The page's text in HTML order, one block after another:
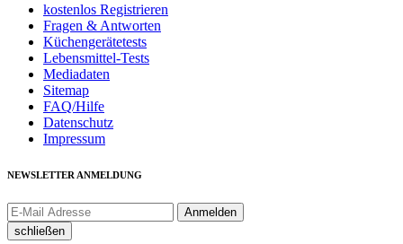
kostenlos Registrieren
Fragen & Antworten
Küchengerätetests
Lebensmittel-Tests
Mediadaten
Sitemap
FAQ/Hilfe
Datenschutz
Impressum
NEWSLETTER ANMELDUNG
schließen